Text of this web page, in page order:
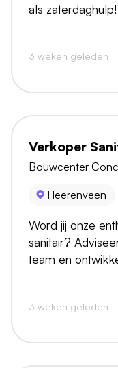
als zaterdaghulp!
3 weken geleden
Verkoper
Bouwcenter
Heerenveen
Word jij onze
sanitair?
team en
3 weken geleden